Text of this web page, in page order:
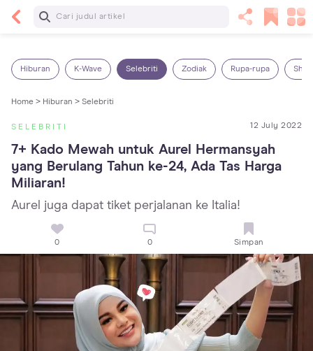
Baca Selanjutnya
Hiburan K-Wave Selebriti Zodiak Rupa-rupa
Home > Hiburan > Selebriti
SELEBRITI 12 July 2022
7+ Kado Mewah untuk Aurel Hermansyah
yang Berulang Tahun ke-24, Ada Tas Harga
Miliaran!
Aurel juga dapat tiket perjalanan ke Italia!
0 0 Simpan